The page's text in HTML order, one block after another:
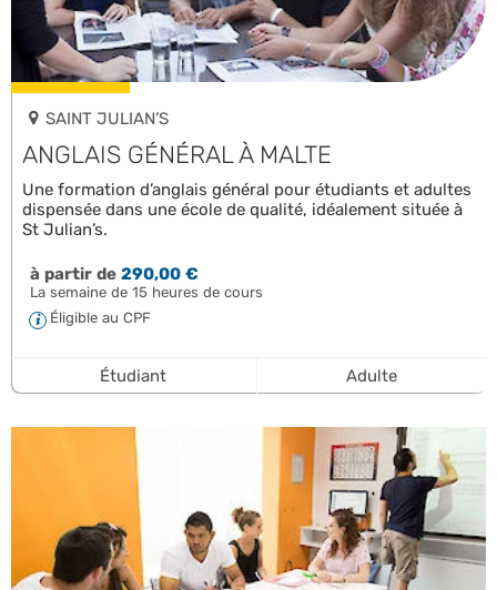
SAINT JULIAN’S
ANGLAIS GÉNÉRAL À MALTE
Une formation d’anglais général pour étudiants et adultes
dispensée dans une école de qualité, idéalement située à
St Julian’s.
à partir de290,00 €
La semaine de 15 heures de cours
Éligible au CPF
Étudiant Adulte